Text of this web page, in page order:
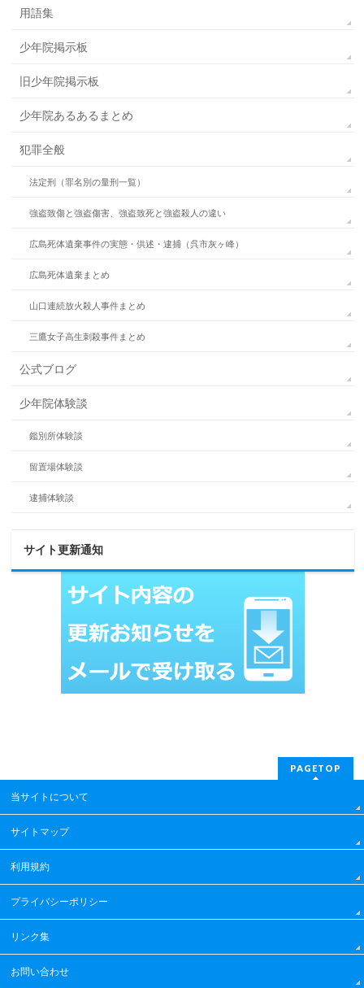
用語集
少年院掲示板
旧少年院掲示板
少年院あるあるまとめ
犯罪全般
法定刑（罪名別の量刑一覧）
強盗致傷と強盗傷害、強盗致死と強盗殺人の違い
広島死体遺棄事件の実態・供述・逮捕（呉市灰ヶ峰）
広島死体遺棄まとめ
山口連続放火殺人事件まとめ
三鷹女子高生刺殺事件まとめ
公式ブログ
少年院体験談
鑑別所体験談
留置場体験談
逮捕体験談
サイト更新通知
PAGETOP
当サイトについて
サイトマップ
利用規約
プライバシーポリシー
リンク集
お問い合わせ